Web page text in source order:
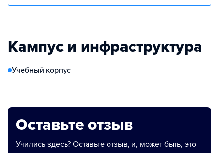
Кампус и инфраструктура
Учебный корпус
Оставьте отзыв
Учились здесь? Оставьте отзыв, и, может быть, это